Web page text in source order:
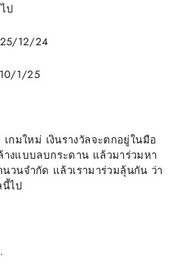
ป
12/24
1/25
กมใหม่ เงินรางวัลจะตกอยู่ในมือ
งแบบลบกระดาน แล้วมาร่วมหา
วนจำกัด แล้วเรามาร่วมลุ้นกัน ว่า
นี้ไป